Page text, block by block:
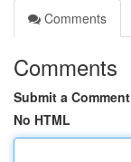
Comments
Comments
Submit a Comment
No HTML